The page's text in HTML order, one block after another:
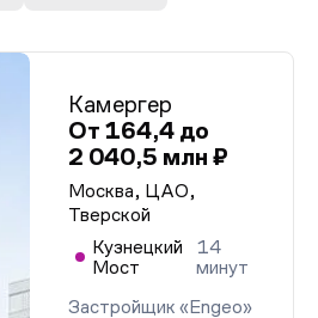
Камергер
От 164,4 до
2 040,5 млн ₽
Москва, ЦАО,
Тверской
Кузнецкий
Мост
14
минут
Застройщик «Engeo»